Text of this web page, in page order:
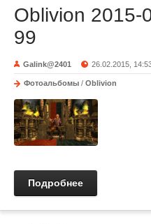
Oblivion 2015-
99
Galink@2401 26.02.2015,
Фотоальбомы / Oblivion
Подробнее